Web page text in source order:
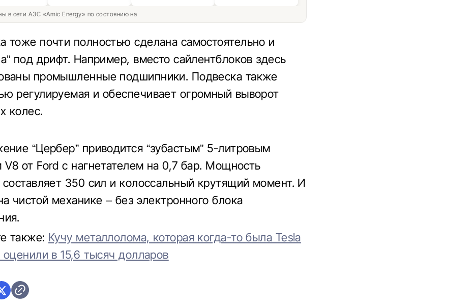
в сети АЗС «Amic Energy» по состоянию на
тоже почти полностью сделана самостоятельно и
под дрифт. Например, вместо сайлентблоков здесь
промышленные подшипники. Подвеска также
регулируемая и обеспечивает огромный выворот
колес.
“Цербер” приводится “зубастым” 5-литровым
V8 от Ford с нагнетателем на 0,7 бар. Мощность
составляет 350 сил и колоссальный крутящий момент. И
чистой механике – без электронного блока
также: Кучу металлолома, которая когда-то была Tesla
в 15,6 тысяч долларов